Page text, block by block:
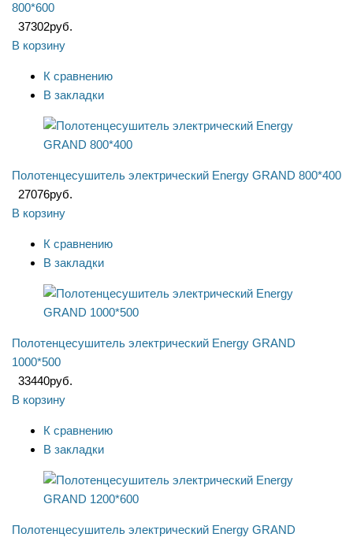
800*600
37302руб.
В корзину
К сравнению
В закладки
Полотенцесушитель электрический Energy GRAND 800*400
27076руб.
В корзину
К сравнению
В закладки
Полотенцесушитель электрический Energy GRAND
1000*500
33440руб.
В корзину
К сравнению
В закладки
Полотенцесушитель электрический Energy GRAND